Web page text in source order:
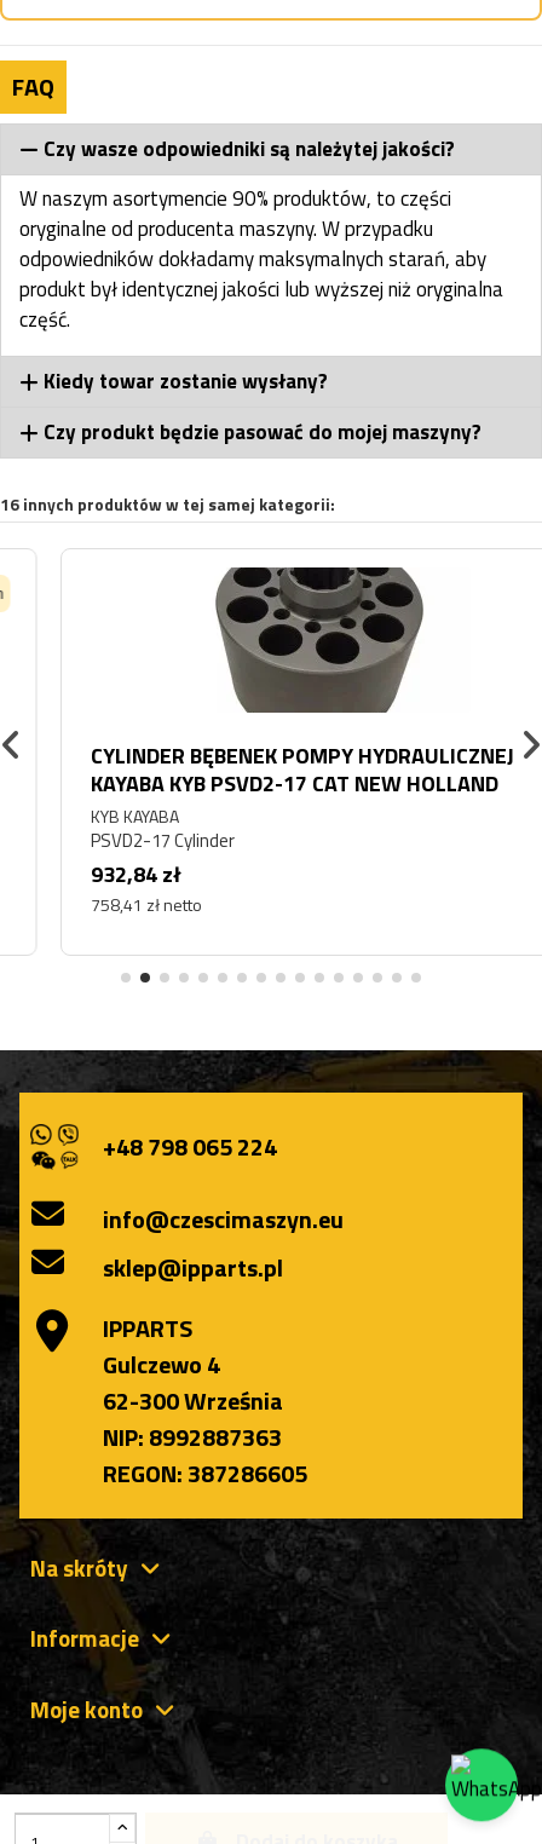
FAQ
Czy wasze odpowiedniki są należytej jakości?
W naszym asortymencie 90% produktów, to części
oryginalne od producenta maszyny. W przypadku
odpowiedników dokładamy maksymalnych starań, aby
produkt był identycznej jakości lub wyższej niż oryginalna
część.
Kiedy towar zostanie wysłany?
Czy produkt będzie pasować do mojej maszyny?
16 innych produktów w tej samej kategorii:
CYLINDER BĘBENEK POMPY HYDRAULICZNEJ
KAYABA KYB PSVD2-17 CAT NEW HOLLAND
KYB KAYABA
PSVD2-17 Cylinder
932,84 zł
758,41 zł netto
+48 798 065 224
info@czescimaszyn.eu
sklep@ipparts.pl
IPPARTS
Gulczewo 4
62-300 Września
NIP: 8992887363
REGON: 387286605
Na skróty
Informacje
Moje konto